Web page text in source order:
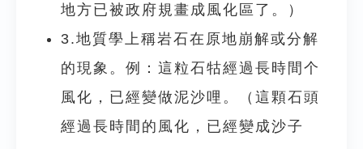
地方已被政府規畫成風化區了。）
3.地質學上稱岩石在原地崩解或分解
的現象。例：這粒石牯經過長時間个
風化，已經變做泥沙哩。（這顆石頭
經過長時間的風化，已經變成沙子